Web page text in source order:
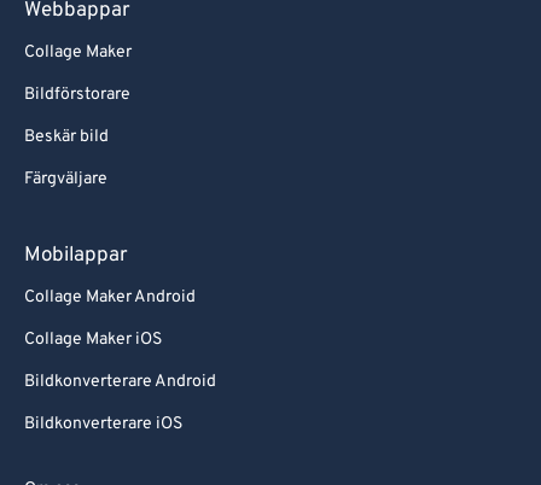
Webbappar
Collage Maker
Bildförstorare
Beskär bild
Färgväljare
Mobilappar
Collage Maker Android
Collage Maker iOS
Bildkonverterare Android
Bildkonverterare iOS